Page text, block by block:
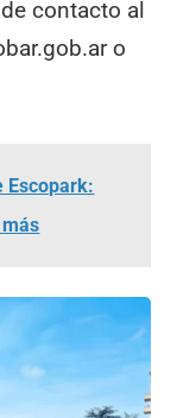
contacto al
o
Escopark: